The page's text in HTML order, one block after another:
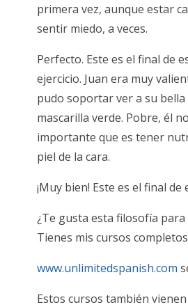
primera vez, aunque estar
sentir miedo, a veces.
Perfecto. Este es el final de
ejercicio. Juan era muy
pudo soportar ver a su
mascarilla verde. Pobre, él
importante que es tener
piel de la cara.
¡Muy bien! Este es el final de
¿Te gusta esta filosofía para
Tienes mis cursos
www.unlimitedspanish.com
Estos cursos también